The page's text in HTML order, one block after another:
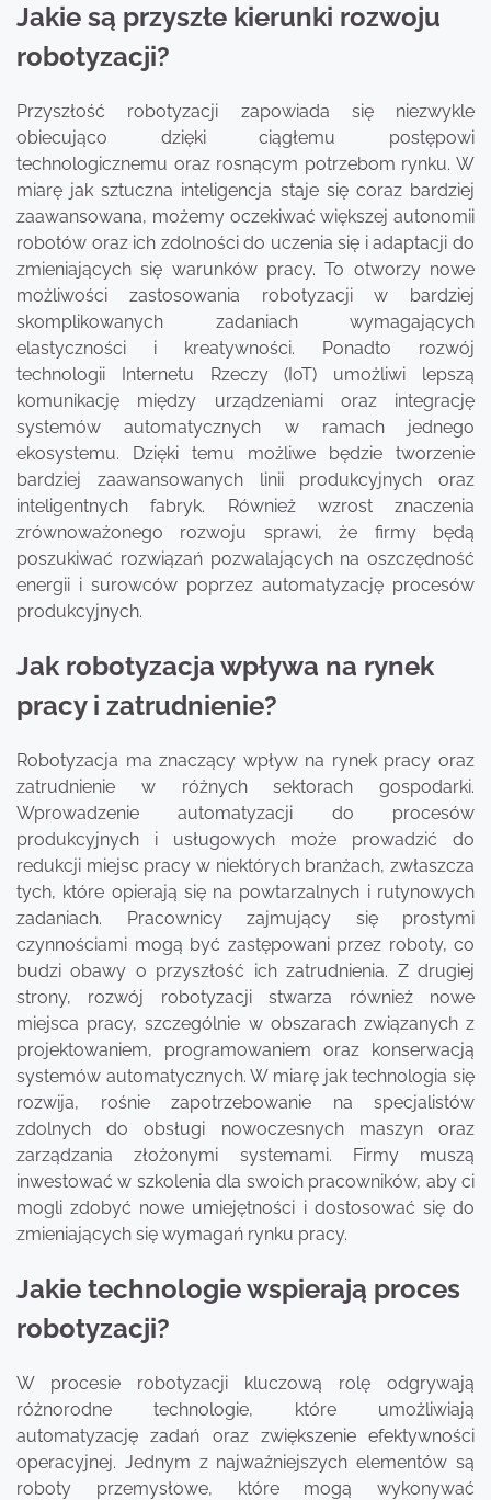
Jakie są przyszłe kierunki rozwoju
robotyzacji?
Przyszłość robotyzacji zapowiada się niezwykle
obiecująco dzięki ciągłemu postępowi
technologicznemu oraz rosnącym potrzebom rynku. W
miarę jak sztuczna inteligencja staje się coraz bardziej
zaawansowana, możemy oczekiwać większej autonomii
robotów oraz ich zdolności do uczenia się i adaptacji do
zmieniających się warunków pracy. To otworzy nowe
możliwości zastosowania robotyzacji w bardziej
skomplikowanych zadaniach wymagających
elastyczności i kreatywności. Ponadto rozwój
technologii Internetu Rzeczy (IoT) umożliwi lepszą
komunikację między urządzeniami oraz integrację
systemów automatycznych w ramach jednego
ekosystemu. Dzięki temu możliwe będzie tworzenie
bardziej zaawansowanych linii produkcyjnych oraz
inteligentnych fabryk. Również wzrost znaczenia
zrównoważonego rozwoju sprawi, że firmy będą
poszukiwać rozwiązań pozwalających na oszczędność
energii i surowców poprzez automatyzację procesów
produkcyjnych.
Jak robotyzacja wpływa na rynek
pracy i zatrudnienie?
Robotyzacja ma znaczący wpływ na rynek pracy oraz
zatrudnienie w różnych sektorach gospodarki.
Wprowadzenie automatyzacji do procesów
produkcyjnych i usługowych może prowadzić do
redukcji miejsc pracy w niektórych branżach, zwłaszcza
tych, które opierają się na powtarzalnych i rutynowych
zadaniach. Pracownicy zajmujący się prostymi
czynnościami mogą być zastępowani przez roboty, co
budzi obawy o przyszłość ich zatrudnienia. Z drugiej
strony, rozwój robotyzacji stwarza również nowe
miejsca pracy, szczególnie w obszarach związanych z
projektowaniem, programowaniem oraz konserwacją
systemów automatycznych. W miarę jak technologia się
rozwija, rośnie zapotrzebowanie na specjalistów
zdolnych do obsługi nowoczesnych maszyn oraz
zarządzania złożonymi systemami. Firmy muszą
inwestować w szkolenia dla swoich pracowników, aby ci
mogli zdobyć nowe umiejętności i dostosować się do
zmieniających się wymagań rynku pracy.
Jakie technologie wspierają proces
robotyzacji?
W procesie robotyzacji kluczową rolę odgrywają
różnorodne technologie, które umożliwiają
automatyzację zadań oraz zwiększenie efektywności
operacyjnej. Jednym z najważniejszych elementów są
roboty przemysłowe, które mogą wykonywać